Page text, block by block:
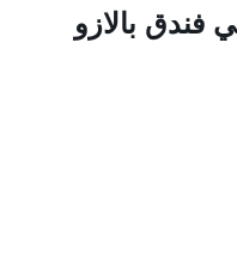
فندق بالازو